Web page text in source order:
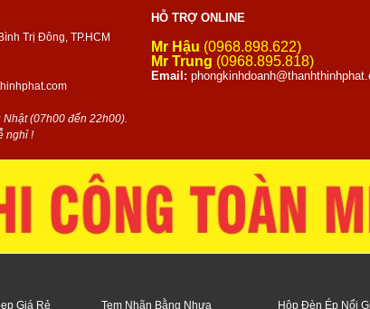
Trị Đông, TP.HCM
(07h00 đến 22h00).
nghỉ !
HỖ TRỢ ONLINE
Mr Hậu (0968.898.622)
Mr Trung (0968.895.818)
Email:
Giá Rẻ
Tem Nhãn Bằng Nhựa
Hộp Đèn Ép Nổi